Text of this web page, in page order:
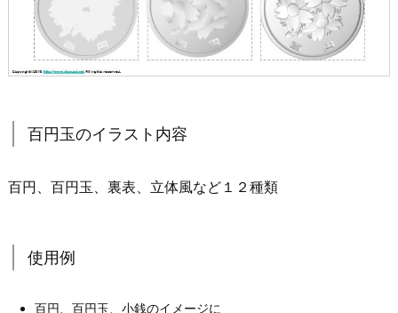
百円玉のイラスト内容
百円、百円玉、裏表、立体風など１２種類
使用例
百円、百円玉、小銭のイメージに